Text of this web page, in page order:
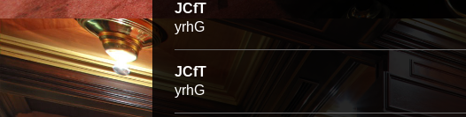
JCfT
yrhG
JCfT
yrhG